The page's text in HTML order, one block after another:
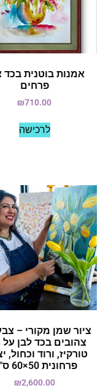
אמנות בוטנית בכד
פרחים
₪710.00
לרכישה
ציור שמן מקורי –
צהובים בכד לבן
טורקיז, ורוד וכחול,
פרחונית 50×60 ס"מ
₪2,600.00